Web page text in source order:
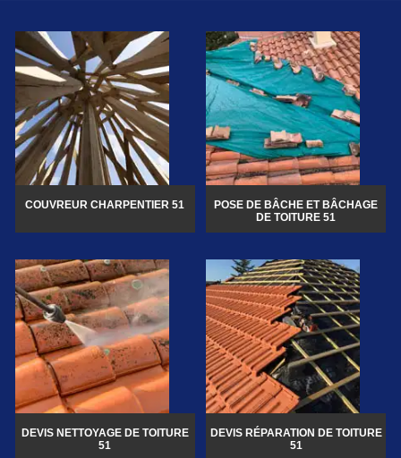
COUVREUR CHARPENTIER 51
POSE DE BÂCHE ET BÂCHAGE
DE TOITURE 51
DEVIS NETTOYAGE DE TOITURE
51
DEVIS RÉPARATION DE TOITURE
51